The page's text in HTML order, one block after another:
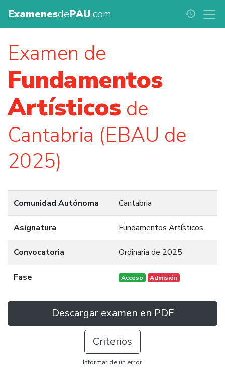
ExamenesdePAU.com history
Examen de
Fundamentos
Artísticos de
Cantabria (EBAU de
2025)
Comunidad Autónoma Cantabria
Asignatura Fundamentos Artísticos
Convocatoria Ordinaria de 2025
Fase Acceso Admisión
Descargar examen en PDF
Criterios
Informar de un error